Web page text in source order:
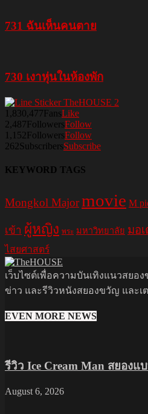
731 ฉันเห็นคนตาย
730 เงาหุ่นในห้องพัก
1,830,477FansLike
2,487FollowersFollow
1,152FollowersFollow
262SubscribersSubscribe
KEYWORD TAGS
Mongkol Majormovie M
เข้า ผู้หญิง พระ มหาวิทยาลัย มอ
ไสยศาสตร์
เว็บไซต์เพื่อความบันเทิงแนวสย
ข่าว และรีวิวหนังสยองขวัญ และเ
EVEN MORE NEWS
รีวิว Ice Cream Man สยอง
August 6, 2026